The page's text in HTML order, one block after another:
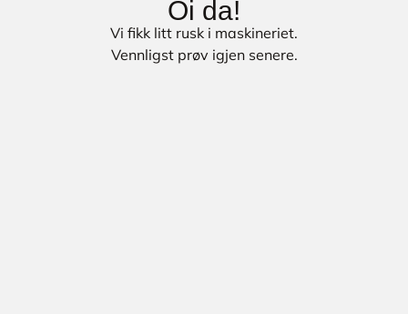
Oi da!
Vi fikk litt rusk i maskineriet.
Vennligst prøv igjen senere.